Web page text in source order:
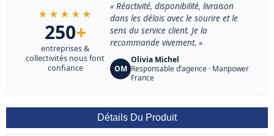
★★★★★
250+
entreprises &
collectivités nous font
confiance
« Réactivité, disponibilité, livraison
dans les délais avec le sourire et le
sens du service client. Je la
recommande vivement. »
OM
Olivia Michel
Responsable d’agence · Manpower
France
Détails Du Produit